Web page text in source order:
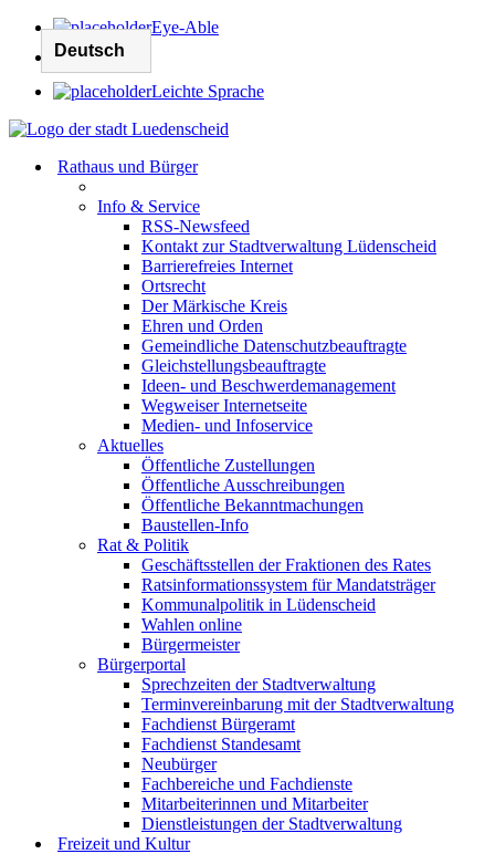
Eye-Able
Leichte Sprache
Rathaus und Bürger
Info & Service
RSS-Newsfeed
Kontakt zur Stadtverwaltung Lüdenscheid
Barrierefreies Internet
Ortsrecht
Der Märkische Kreis
Ehren und Orden
Gemeindliche Datenschutzbeauftragte
Gleichstellungsbeauftragte
Ideen- und Beschwerdemanagement
Wegweiser Internetseite
Medien- und Infoservice
Aktuelles
Öffentliche Zustellungen
Öffentliche Ausschreibungen
Öffentliche Bekanntmachungen
Baustellen-Info
Rat & Politik
Geschäftsstellen der Fraktionen des Rates
Ratsinformationssystem für Mandatsträger
Kommunalpolitik in Lüdenscheid
Wahlen online
Bürgermeister
Bürgerportal
Sprechzeiten der Stadtverwaltung
Terminvereinbarung mit der Stadtverwaltung
Fachdienst Bürgeramt
Fachdienst Standesamt
Neubürger
Fachbereiche und Fachdienste
Mitarbeiterinnen und Mitarbeiter
Dienstleistungen der Stadtverwaltung
Freizeit und Kultur